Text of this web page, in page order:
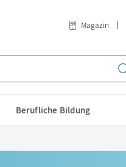
Magazin
Berufliche Bildung